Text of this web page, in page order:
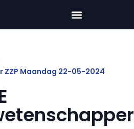
Maandag 22-05-2024